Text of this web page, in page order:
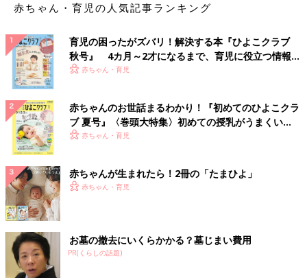
700mlの水筒を買ったのであった。届いた物を見るとわりと量は
入りそうなので、しばらくこれで様子を見てほしいとむすめに伝
え、水筒探しの旅は幕を閉じた……。
ように見えてその後しつこく探してイエティの公式サイトで紹介
されているクリーンカンティーンというブランドの水筒が真空断
熱食洗機可で１L＆40oz （1182ml）まで展開しているのを見つ
けた。あった！俺は蛇のようにしつこいぞ。しかしこいつ今度は
サイズが未掲載のため問い合わせするまで長さが不明なのであ
る。サイズをください。通販して食洗機に入らなかったら万死で
ある（私の心が）。ここまで突き止めておきながらすでにスタン
レーの700mlを買ってしまったので問い合わせていない。ラピュ
タは本当にあったの…？しつこさを最後まで発揮しない。（無
念）
最終的に妥協を許してしまった惰弱である私の捜索範囲内ではあ
赤ちゃん・育児の人気記事ランキング
育児の困ったがズバリ！解決する本『ひよこクラブ
秋号』 4カ月～2才になるまで、育児に役立つ情報が
いっぱい！
赤ちゃん・育児
赤ちゃんのお世話まるわかり！『初めてのひよこクラ
ブ 夏号』〈巻頭大特集〉初めての授乳がうまくい
く！ おっぱい・ミルクの基本と夏のトラブル 解決テ
赤ちゃん・育児
赤ちゃんが生まれたら！2冊の「たまひよ」
赤ちゃん・育児
お墓の撤去にいくらかかる？墓じまい費用
PR(くらしの話題)